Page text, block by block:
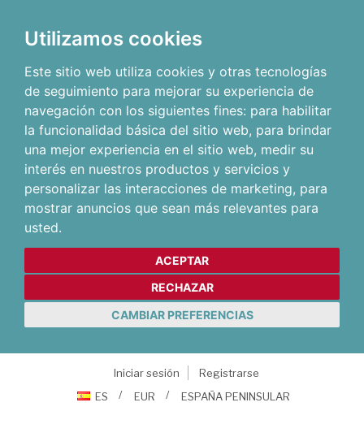
Utilizamos cookies
Este sitio web utiliza cookies y otras tecnologías
de seguimiento para mejorar su experiencia de
navegación con los siguientes fines: para habilitar
la funcionalidad básica del sitio web, para brindar
una mejor experiencia en el sitio web, medir su
interés en nuestros productos y servicios y
personalizar las interacciones de marketing, para
mostrar anuncios que sean más relevantes para
usted.
ACEPTAR
RECHAZAR
CAMBIAR PREFERENCIAS
Iniciar sesión
Registrarse
ES
EUR ESPAÑA PENINSULAR